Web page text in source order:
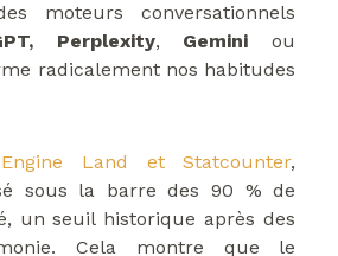
moteurs conversationnels
Perplexity, Gemini ou
radicalement nos habitudes
Land et Statcounter,
sous la barre des 90 % de
un seuil historique après des
Cela montre que le